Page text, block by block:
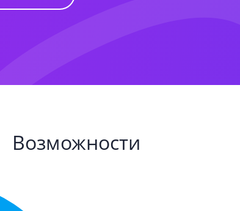
Возможности